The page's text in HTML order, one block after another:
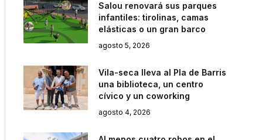
Salou renovará sus parques
infantiles: tirolinas, camas
elásticas o un gran barco
agosto 5, 2026
Vila-seca lleva al Pla de Barris
una biblioteca, un centro
cívico y un coworking
agosto 4, 2026